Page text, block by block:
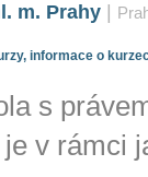
m. Prahy
informace o
s
v rámci